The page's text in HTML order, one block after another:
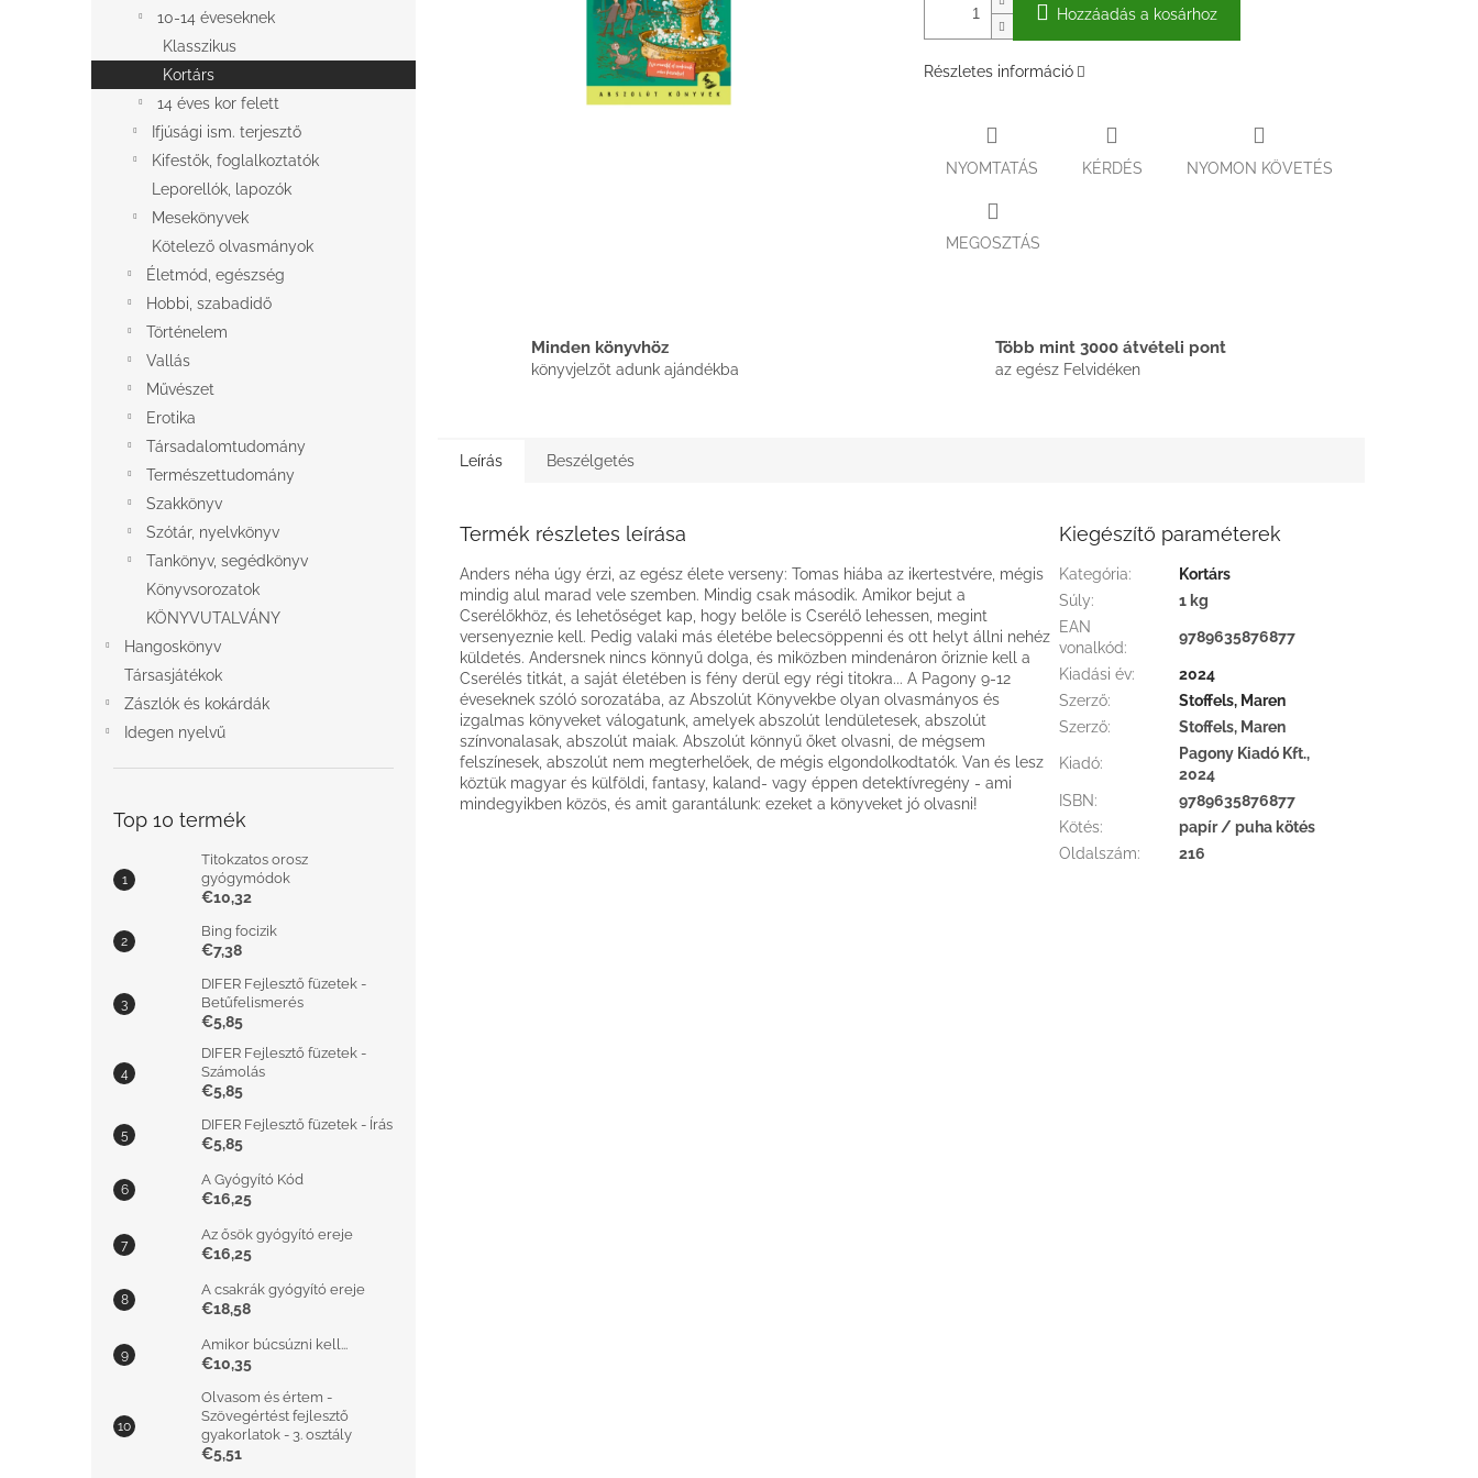
10-14 éveseknek
Klasszikus
Kortárs
14 éves kor felett
Ifjúsági ism. terjesztő
Kifestők, foglalkoztatók
Leporellók, lapozók
Mesekönyvek
Kötelező olvasmányok
Életmód, egészség
Hobbi, szabadidő
Történelem
Vallás
Művészet
Erotika
Társadalomtudomány
Természettudomány
Szakkönyv
Szótár, nyelvkönyv
Tankönyv, segédkönyv
Könyvsorozatok
KÖNYVUTALVÁNY
Hangoskönyv
Társasjátékok
Zászlók és kokárdák
Idegen nyelvű
Top 10 termék
Titokzatos orosz
gyógymódok
€10,32
Bing focizik
€7,38
DIFER Fejlesztő füzetek -
Betűfelismerés
€5,85
DIFER Fejlesztő füzetek -
Számolás
€5,85
DIFER Fejlesztő füzetek - Írás
€5,85
A Gyógyító Kód
€16,25
Az ősök gyógyító ereje
€16,25
A csakrák gyógyító ereje
€18,58
Amikor búcsúzni kell...
€10,35
Olvasom és értem -
Szövegértést fejlesztő
gyakorlatok - 3. osztály
€5,51
Hozzáadás a kosárhoz
Részletes információ
NYOMTATÁS KÉRDÉS NYOMON KÖVETÉS
MEGOSZTÁS
Minden könyvhöz
könyvjelzőt adunk ajándékba
Több mint 3000 átvételi pont
az egész Felvidéken
Leírás Beszélgetés
Termék részletes leírása
Anders néha úgy érzi, az egész élete verseny: Tomas hiába az ikertestvére, mégis
mindig alul marad vele szemben. Mindig csak második. Amikor bejut a
Cserélőkhöz, és lehetőséget kap, hogy belőle is Cserélő lehessen, megint
versenyeznie kell. Pedig valaki más életébe belecsöppenni és ott helyt állni nehéz
küldetés. Andersnek nincs könnyű dolga, és miközben mindenáron őriznie kell a
Cserélés titkát, a saját életében is fény derül egy régi titokra... A Pagony 9-12
éveseknek szóló sorozatába, az Abszolút Könyvekbe olyan olvasmányos és
izgalmas könyveket válogatunk, amelyek abszolút lendületesek, abszolút
színvonalasak, abszolút maiak. Abszolút könnyű őket olvasni, de mégsem
felszínesek, abszolút nem megterhelőek, de mégis elgondolkodtatók. Van és lesz
köztük magyar és külföldi, fantasy, kaland- vagy éppen detektívregény - ami
mindegyikben közös, és amit garantálunk: ezeket a könyveket jó olvasni!
Kiegészítő paraméterek
Kategória:
Kortárs
Súly:
1 kg
EAN
vonalkód:
9789635876877
Kiadási év:
2024
Szerző:
Stoffels, Maren
Szerző: Stoffels, Maren
Kiadó:
Pagony Kiadó Kft.,
2024
ISBN:
9789635876877
Kötés:
papír / puha kötés
Oldalszám: 216